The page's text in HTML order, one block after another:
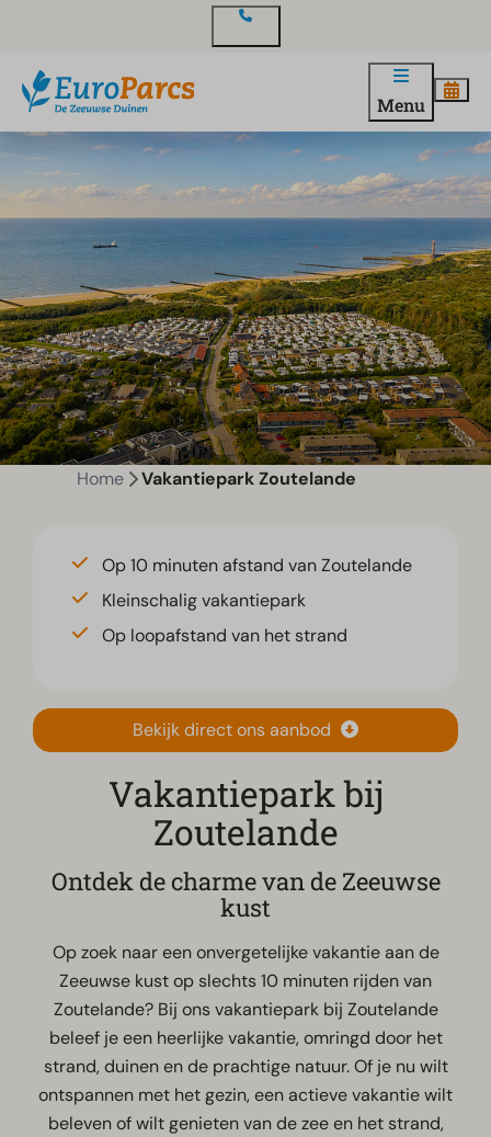
Menu
Home Vakantiepark Zoutelande
Op 10 minuten afstand van Zoutelande
Kleinschalig vakantiepark
Op loopafstand van het strand
Bekijk direct ons aanbod
Vakantiepark bij
Zoutelande
Ontdek de charme van de Zeeuwse
kust
Op zoek naar een onvergetelijke vakantie aan de
Zeeuwse kust op slechts 10 minuten rijden van
Zoutelande? Bij ons vakantiepark bij Zoutelande
beleef je een heerlijke vakantie, omringd door het
strand, duinen en de prachtige natuur. Of je nu wilt
ontspannen met het gezin, een actieve vakantie wilt
beleven of wilt genieten van de zee en het strand,